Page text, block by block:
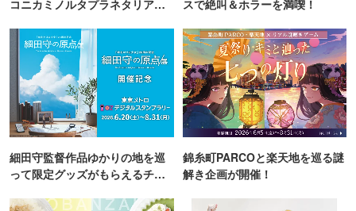
コニカミノルタプラネタリア
スで絶叫＆ホラーを満喫！
細田守監督作品ゆかりの地を巡
って限定グッズがもらえるチャ
錦糸町PARCOと楽天地を巡る謎
解き企画が開催！